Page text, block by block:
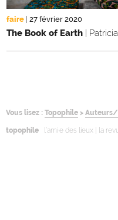
faire | 27 février 2020
The Book of Earth |
Vous lisez : Topophile >
topophile l’ami·e des lieux | la